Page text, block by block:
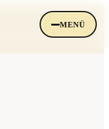
MENÜ